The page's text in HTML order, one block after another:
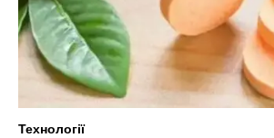
Технології